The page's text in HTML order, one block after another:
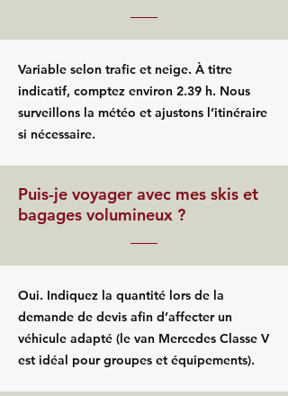
Variable selon trafic et neige. À titre
indicatif, comptez environ 2.39 h. Nous
surveillons la météo et ajustons l’itinéraire
si nécessaire.
Puis-je voyager avec mes skis et
bagages volumineux ?
Oui. Indiquez la quantité lors de la
demande de devis afin d’affecter un
véhicule adapté (le van Mercedes Classe V
est idéal pour groupes et équipements).